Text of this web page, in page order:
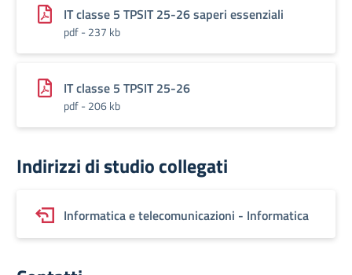
IT classe 5 TPSIT 25-26 saperi essenziali
pdf - 237 kb
IT classe 5 TPSIT 25-26
pdf - 206 kb
Indirizzi di studio collegati
Informatica e telecomunicazioni - Informatica